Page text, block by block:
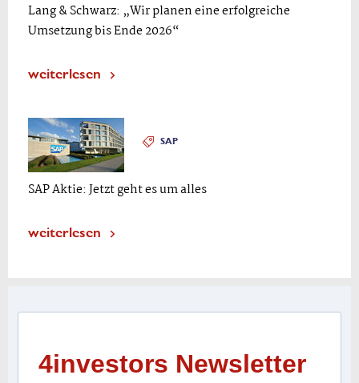
Lang & Schwarz: „Wir planen eine erfolgreiche
Umsetzung bis Ende 2026“
weiterlesen
SAP
SAP Aktie: Jetzt geht es um alles
weiterlesen
4investors Newsletter